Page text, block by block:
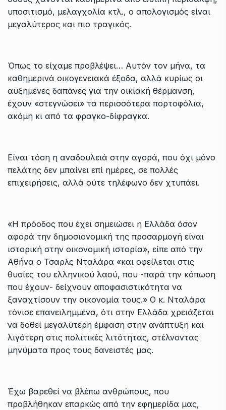
υποσιτισμό, μελαγχολία κτλ., ο απολογισμός είναι
μεγαλύτερος και πιο τραγικός.
Όπως το είχαμε προβλέψει… Αυτόν τον μήνα, τα
καθημερινά οικογενειακά έξοδα, αλλά κυρίως οι
αυξημένες δαπάνες για την οικιακή θέρμανση,
έχουν «στεγνώσει» τα περισσότερα πορτοφόλια,
ακόμη κι από τα φραγκο-δίφραγκα.
Είναι τόση η αναδουλειά στην αγορά, που όχι μόνο
πελάτης δεν μπαίνει επί ημέρες, σε πολλές
επιχειρήσεις, αλλά ούτε τηλέφωνο δεν χτυπάει.
«Η πρόοδος που έχει σημειώσει η Ελλάδα όσον
αφορά την δημοσιονομική της προσαρμογή είναι
ιστορική στην οικονομική ιστορία», είπε από την
Αθήνα ο Τσαρλς Νταλάρα «και οφείλεται στις
θυσίες του ελληνικού λαού, που -παρά την κόπωση
που έχουν- δείχνουν αποφασιστικότητα να
ξαναχτίσουν την οικονομία τους.» Ο κ. Νταλάρα
τόνισε επανειλημμένα, ότι στην Ελλάδα χρειάζεται
να δοθεί μεγαλύτερη έμφαση στην ανάπτυξη και
λιγότερη στις πολιτικές λιτότητας, στέλνοντας
μηνύματα προς τους δανειστές μας.
Έχω βαρεθεί να βλέπω ανθρώπους, που
προβλήθηκαν επαρκώς από την εφημερίδα μας,